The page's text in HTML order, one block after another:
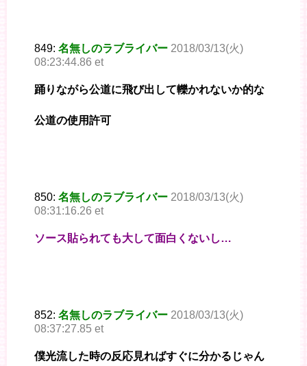
849: 名無しのラブライバー 2018/03/13(火)
08:23:44.86 et
踊りながら公道に飛び出して轢かれないか的な
公道の使用許可
850: 名無しのラブライバー 2018/03/13(火)
08:31:16.26 et
ソース貼られても大して面白くないし…
852: 名無しのラブライバー 2018/03/13(火)
08:37:27.85 et
僕光流した時の反応見ればすぐに分かるじゃん